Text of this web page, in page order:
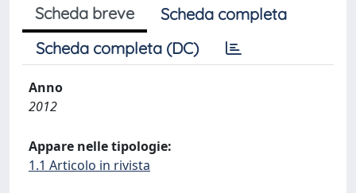
Scheda breve
Scheda completa
Scheda completa (DC)
Anno
2012
Appare nelle tipologie:
1.1 Articolo in rivista